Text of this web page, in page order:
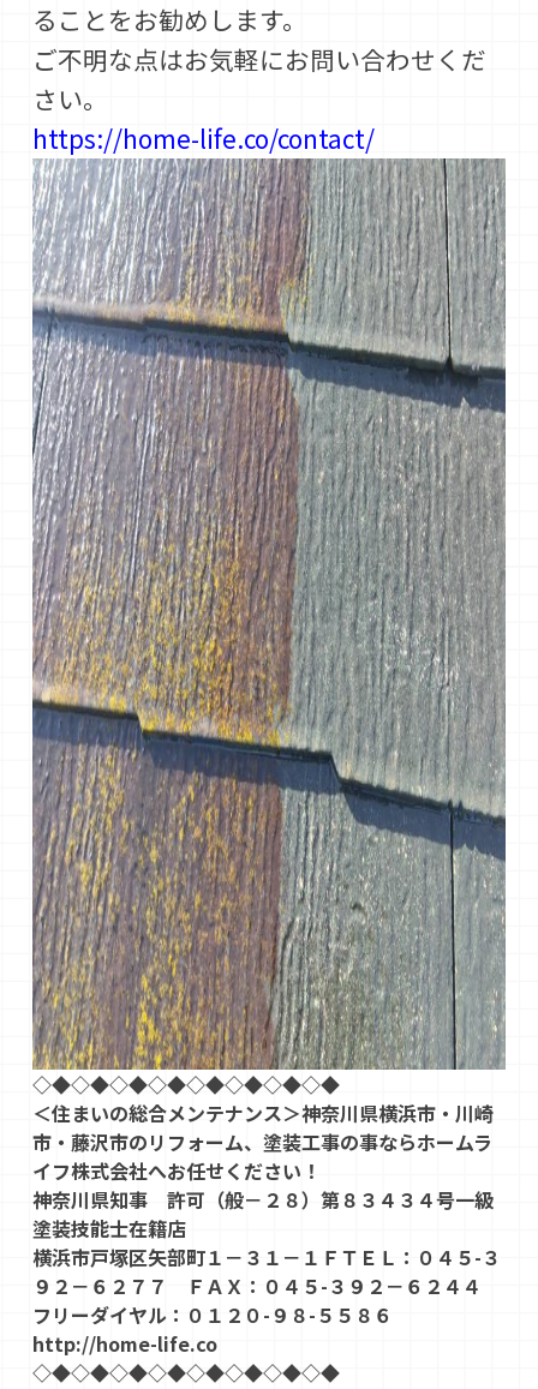
ることをお勧めします。
ご不明な点はお気軽にお問い合わせくだ
さい。
https://home-life.co/contact/
◇◆◇◆◇◆◇◆◇◆◇◆◇◆◇◆
＜住まいの総合メンテナンス＞神奈川県横浜市・川崎
市・藤沢市のリフォーム、塗装工事の事ならホームラ
イフ株式会社へお任せください！
神奈川県知事 許可（般－２８）第８３４３４号一級
塗装技能士在籍店
横浜市戸塚区矢部町１－３１－１ＦＴＥＬ：０４５-３
９２－６２７７ ＦＡＸ：０４５-３９２－６２４４
フリーダイヤル：０１２０-９８-５５８６
http://home-life.co
◇◆◇◆◇◆◇◆◇◆◇◆◇◆◇◆